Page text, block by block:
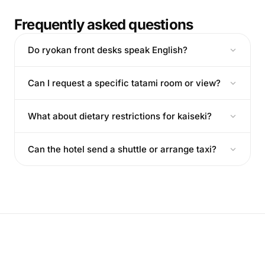
Frequently asked questions
Do ryokan front desks speak English?
Can I request a specific tatami room or view?
What about dietary restrictions for kaiseki?
Can the hotel send a shuttle or arrange taxi?